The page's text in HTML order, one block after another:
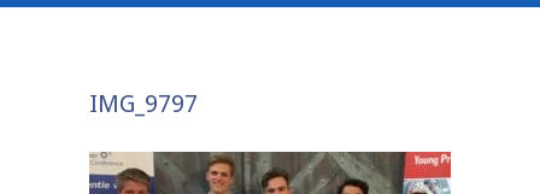
IMG_9797